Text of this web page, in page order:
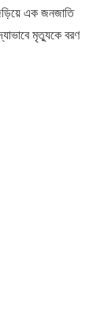
এক জনজাতি
মৃত্যুকে বরণ